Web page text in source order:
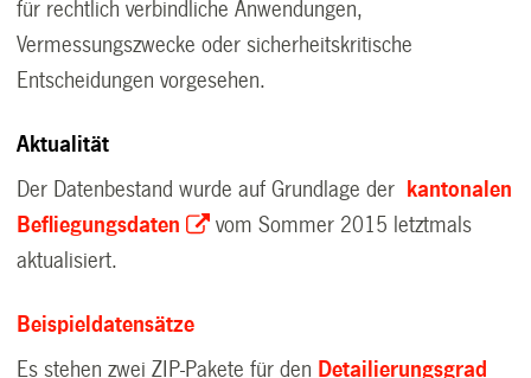
für rechtlich verbindliche Anwendungen,
Vermessungszwecke oder sicherheitskritische
Entscheidungen vorgesehen.
Aktualität
Der Datenbestand wurdeauf Grundlage der
kantonalen
Befliegungsdaten
vom Sommer 2015 letztmals
aktualisiert.
Beispieldatensätze
Es stehen zwei ZIP-Pakete für den Detailierungsgrad